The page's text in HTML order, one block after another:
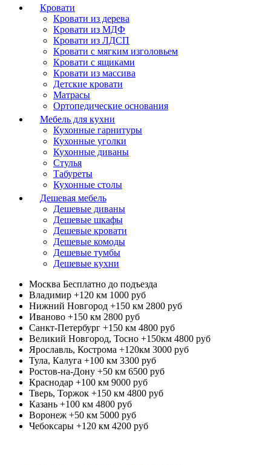
Кровати
Кровати из дерева
Кровати из МДФ
Кровати из ЛДСП
Кровати с мягким изголовьем
Кровати с ящиками
Кровати из массива
Детские кровати
Матрасы
Ортопедические основания
Мебель для кухни
Кухонные гарнитуры
Кухонные уголки
Кухонные диваны
Стулья
Табуреты
Кухонные столы
Дешевая мебель
Дешевые диваны
Дешевые шкафы
Дешевые кровати
Дешевые комоды
Дешевые тумбы
Дешевые кухни
Москва Бесплатно до подъезда
Владимир +120 км 1000 руб
Нижний Новгород +150 км 2800 руб
Иваново +150 км 2800 руб
Санкт-Петербург +150 км 4800 руб
Великий Новгород, Тосно +150км 4800 руб
Ярославль, Кострома +120км 3000 руб
Тула, Калуга +100 км 3300 руб
Ростов-на-Дону +50 км 6500 руб
Краснодар +100 км 9000 руб
Тверь, Торжок +150 км 4800 руб
Казань +100 км 4800 руб
Воронеж +50 км 5000 руб
Чебоксары +120 км 4200 руб